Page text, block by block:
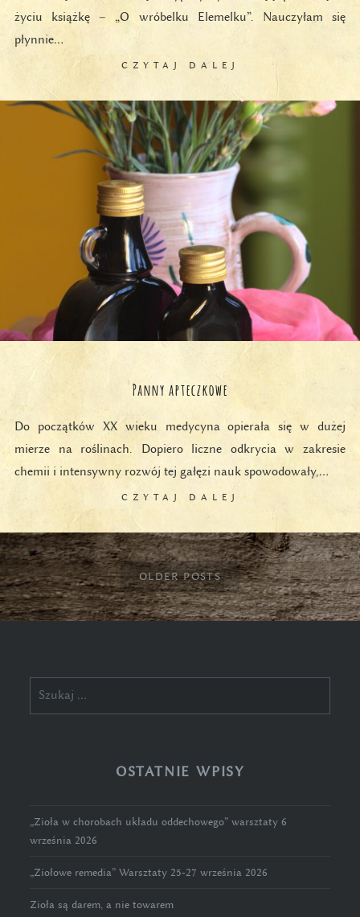
życiu książkę – „O wróbelku Elemelku”. Nauczyłam się
płynnie…
CZYTAJ DALEJ
Panny apteczkowe
Do początków XX wieku medycyna opierała się w dużej
mierze na roślinach. Dopiero liczne odkrycia w zakresie
chemii i intensywny rozwój tej gałęzi nauk spowodowały,…
CZYTAJ DALEJ
OLDER POSTS
OSTATNIE WPISY
„Zioła w chorobach układu oddechowego” warsztaty 6
września 2026
„Ziołowe remedia” Warsztaty 25-27 września 2026
Zioła są darem, a nie towarem